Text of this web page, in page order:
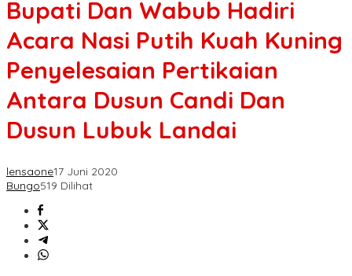
Bupati Dan Wabub Hadiri
Acara Nasi Putih Kuah Kuning
Penyelesaian Pertikaian
Antara Dusun Candi Dan
Dusun Lubuk Landai
lensaone17 Juni 2020
Bungo519 Dilihat